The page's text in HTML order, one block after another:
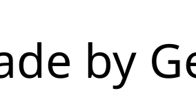
by